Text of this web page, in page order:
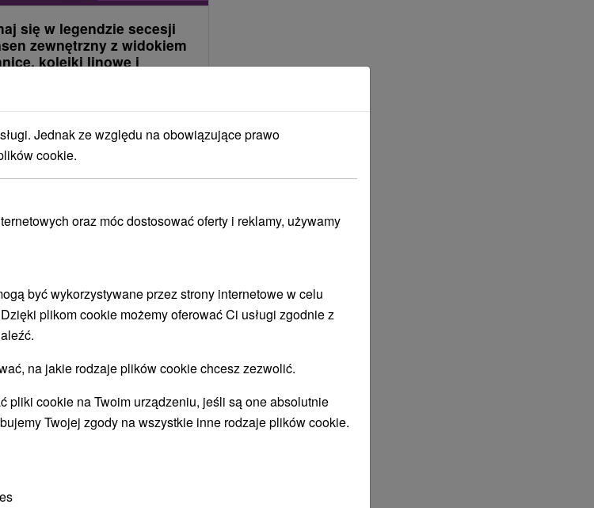
się w legendzie secesji
zewnętrzny z widokiem
kolejki linowe i
Lomnica
pobytem i zyskaj karnety
kolejki linowe do ośrodków Jasna i
Jednak ze względu na obowiązujące prawo
cookie.
oraz móc dostosować oferty i reklamy, używamy
być wykorzystywane przez strony internetowe w celu
plikom cookie możemy oferować Ci usługi zgodnie z
na jakie rodzaje plików cookie chcesz zezwolić.
pliki cookie na Twoim urządzeniu, jeśli są one absolutnie
Twojej zgody na wszystkie inne rodzaje plików cookie.